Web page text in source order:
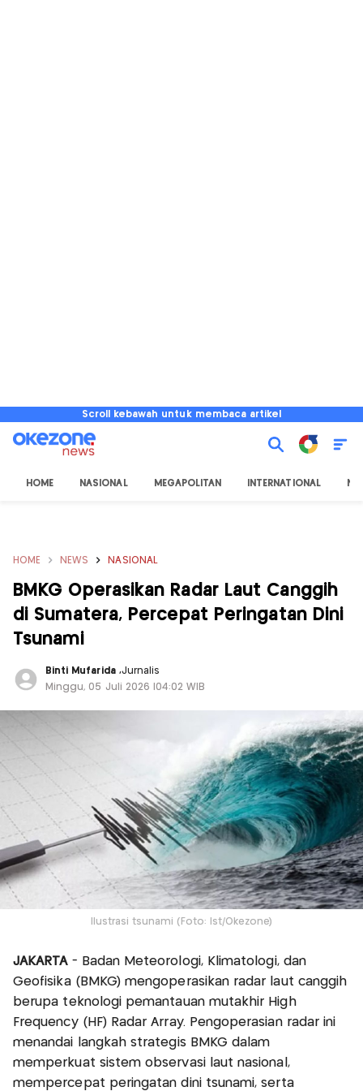
Scroll kebawah untuk membaca artikel
HOME NASIONAL MEGAPOLITAN INTERNATIONAL
HOME NEWS NASIONAL
BMKG Operasikan Radar Laut Canggih
di Sumatera, Percepat Peringatan Dini
Tsunami
Binti Mufarida ,Jurnalis
Minggu, 05 Juli 2026 |04:02 WIB
Ilustrasi tsunami (Foto: Ist/Okezone)
JAKARTA- Badan Meteorologi, Klimatologi, dan
Geofisika (BMKG) mengoperasikan radar laut canggih
berupa teknologi pemantauan mutakhir High
Frequency (HF) Radar Array. Pengoperasian radar ini
menandai langkah strategis BMKG dalam
memperkuat sistem observasi laut nasional,
mempercepat peringatan dini tsunami, serta